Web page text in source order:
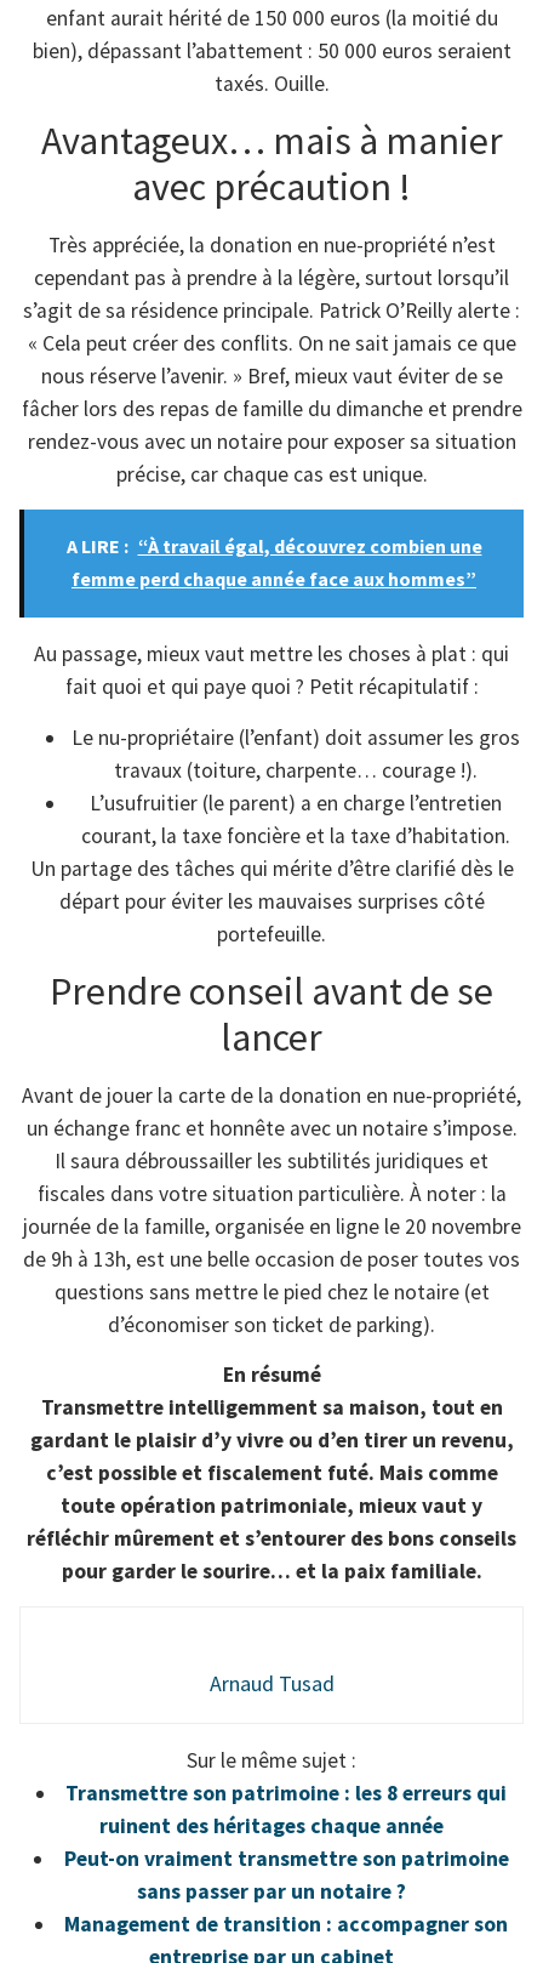
enfant aurait hérité de 150 000 euros (la moitié du
bien), dépassant l’abattement : 50 000 euros seraient
taxés. Ouille.
Avantageux… mais à manier
avec précaution !
Très appréciée, la donation en nue-propriété n’est
cependant pas à prendre à la légère, surtout lorsqu’il
s’agit de sa résidence principale. Patrick O’Reilly alerte :
« Cela peut créer des conflits. On ne sait jamais ce que
nous réserve l’avenir. » Bref, mieux vaut éviter de se
fâcher lors des repas de famille du dimanche et prendre
rendez-vous avec un notaire pour exposer sa situation
précise, car chaque cas est unique.
A LIRE : “À travail égal, découvrez combien une
femme perd chaque année face aux hommes”
Au passage, mieux vaut mettre les choses à plat : qui
fait quoi et qui paye quoi ? Petit récapitulatif :
Le nu-propriétaire (l’enfant) doit assumer les gros
travaux (toiture, charpente… courage !).
L’usufruitier (le parent) a en charge l’entretien
courant, la taxe foncière et la taxe d’habitation.
Un partage des tâches qui mérite d’être clarifié dès le
départ pour éviter les mauvaises surprises côté
portefeuille.
Prendre conseil avant de se
lancer
Avant de jouer la carte de la donation en nue-propriété,
un échange franc et honnête avec un notaire s’impose.
Il saura débroussailler les subtilités juridiques et
fiscales dans votre situation particulière. À noter : la
journée de la famille, organisée en ligne le 20 novembre
de 9h à 13h, est une belle occasion de poser toutes vos
questions sans mettre le pied chez le notaire (et
d’économiser son ticket de parking).
En résumé
Transmettre intelligemment sa maison, tout en
gardant le plaisir d’y vivre ou d’en tirer un revenu,
c’est possible et fiscalement futé. Mais comme
toute opération patrimoniale, mieux vaut y
réfléchir mûrement et s’entourer des bons conseils
pour garder le sourire… et la paix familiale.
Arnaud Tusad
Sur le même sujet :
Transmettre son patrimoine : les 8 erreurs qui
ruinent des héritages chaque année
Peut-on vraiment transmettre son patrimoine
sans passer par un notaire ?
Management de transition : accompagner son
entreprise par un cabinet